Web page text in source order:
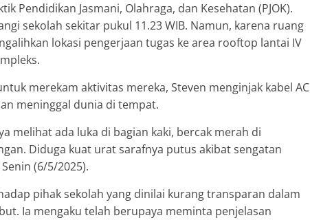
Pendidikan Jasmani, Olahraga, dan Kesehatan (PJOK).
sekolah sekitar pukul 11.23 WIB. Namun, karena ruang
lokasi pengerjaan tugas ke area rooftop lantai IV
merekam aktivitas mereka, Steven menginjak kabel AC
meninggal dunia di tempat.
melihat ada luka di bagian kaki, bercak merah di
Diduga kuat urat sarafnya putus akibat sengatan
(6/5/2025).
pihak sekolah yang dinilai kurang transparan dalam
Ia mengaku telah berupaya meminta penjelasan